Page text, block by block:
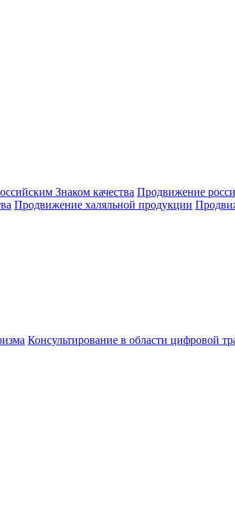
Знаком качества Продвижение
Продвижение халяльной продукции
Консультирование в области цифровой